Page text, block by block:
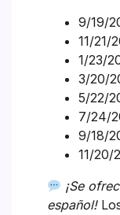
9/19/
11/21/
1/23/
3/20/
5/22/
7/24/
9/18/
11/20/
¡Se
español!